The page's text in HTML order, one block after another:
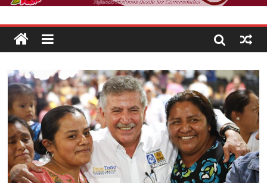
Familiares de periodista Alejandro Leyva se reúnen con titular de
intelectuales de su asesinato
Alertan pescadores de Juchitán, Oaxaca de nuevo despojo de su
Pescadores y comuneros ikoots detienen la extracción ilegal de
material pétreo de gravera Oyamel